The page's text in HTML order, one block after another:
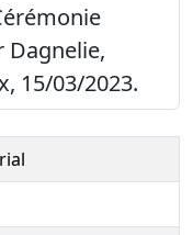
Dagnelie,
15/03/2023.